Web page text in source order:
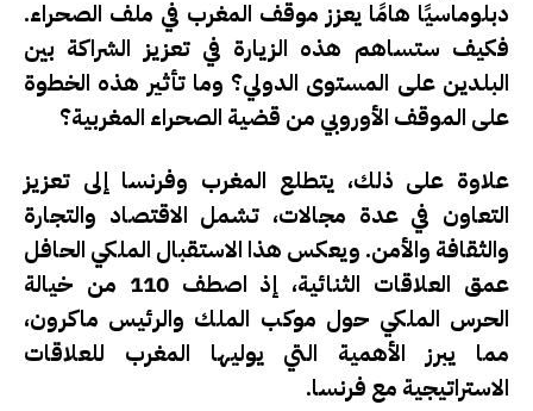
دبلوماسيًا هامًا يعزز موقف المغرب في ملف الصحراء.
فكيف ستساهم هذه الزيارة في تعزيز الشراكة بين
البلدين على المستوى الدولي؟ وما تأثير هذه الخطوة
على الموقف الأوروبي من قضية الصحراء المغربية؟
علاوة على ذلك، يتطلع المغرب وفرنسا إلى تعزيز
التعاون في عدة مجالات، تشمل الاقتصاد والتجارة
والثقافة والأمن. ويعكس هذا الاستقبال الملكي الحافل
عمق العلاقات الثنائية، إذ اصطف 110 من خيالة
الحرس الملكي حول موكب الملك والرئيس ماكرون،
مما يبرز الأهمية التي يوليها المغرب للعلاقات
الاستراتيجية مع فرنسا.